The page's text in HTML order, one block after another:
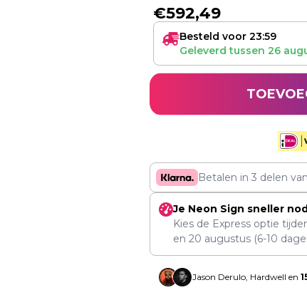
€592,49
Besteld voor 23:59
Geleverd tussen 26
Betalen in 3 delen
Je Neon Sign sneller
Kies de Express optie
en 20 augustus(6-10
Jason Derulo, Hardwell en